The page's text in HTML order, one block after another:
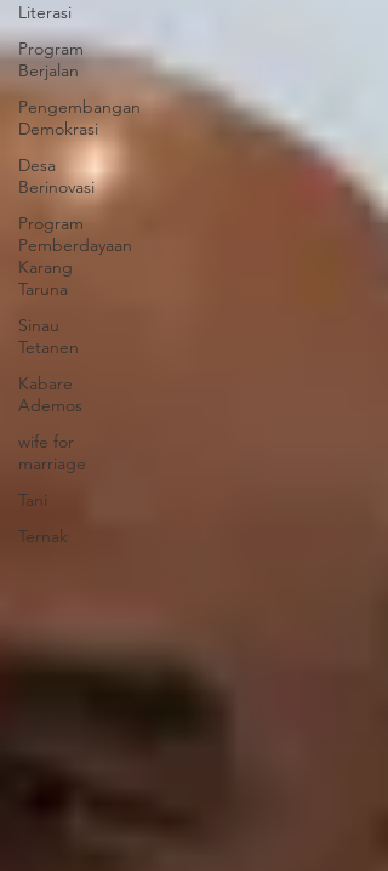
Literasi
Program
Berjalan
Pengembangan
Demokrasi
Desa
Berinovasi
Program
Pemberdayaan
Karang
Taruna
Sinau
Tetanen
Kabare
Ademos
wife for
marriage
Tani
Ternak